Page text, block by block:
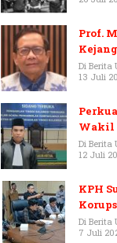
Prof.
Febrie
Di
13 Juli
Wakil
Di Berita
12 Juli
KPH
Sultra
Di Berita
7 Juli